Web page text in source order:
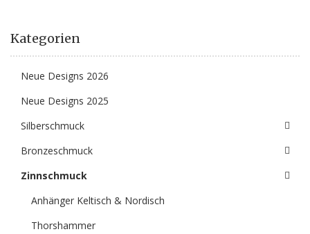
Kategorien
Neue Designs 2026
Neue Designs 2025
Silberschmuck
Bronzeschmuck
Zinnschmuck
Anhänger Keltisch & Nordisch
Thorshammer